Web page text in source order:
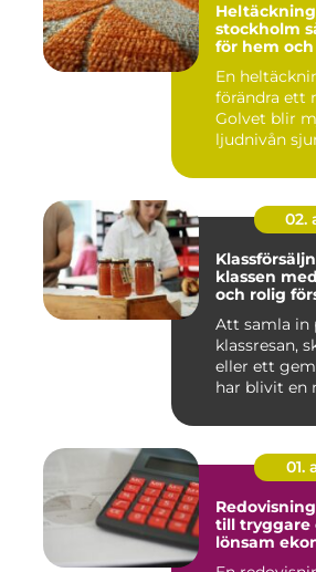
stockholm så väljer du rätt
för hem
En
förändra ett
Golvet blir
ljudnivån
02.
Klassförsäljning så
klassen
och rolig
Att samla in
klassresan,
eller ett
har blivit en
01.
till tryggare
lönsam